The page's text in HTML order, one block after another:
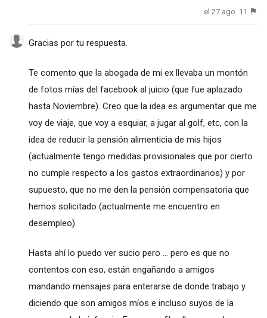
el 27 ago. 11
Gracias por tu respuesta.
Te comento que la abogada de mi ex llevaba un montón
de fotos mías del facebook al juicio (que fue aplazado
hasta Noviembre). Creo que la idea es argumentar que me
voy de viaje, que voy a esquiar, a jugar al golf, etc, con la
idea de reducir la pensión alimenticia de mis hijos
(actualmente tengo medidas provisionales que por cierto
no cumple respecto a los gastos extraordinarios) y por
supuesto, que no me den la pensión compensatoria que
hemos solicitado (actualmente me encuentro en
desempleo).
Hasta ahí lo puedo ver sucio pero ... pero es que no
contentos con eso, están engañando a amigos
mandando mensajes para enterarse de donde trabajo y
diciendo que son amigos míos e incluso suyos de la